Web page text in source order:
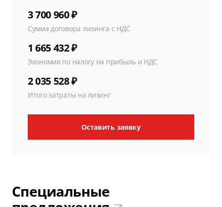
3 700 960 ₽
Сумма договора лизинга с НДС
1 665 432 ₽
Экономия по налогу на прибыль и НДС
2 035 528 ₽
Итого затраты на лизинг
Оставить заявку
Специальные